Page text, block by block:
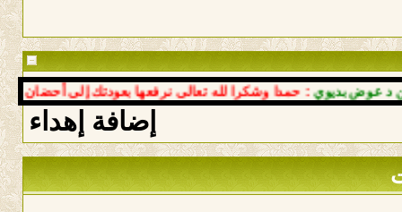
: حمدا وشكرا لله تعالى نرفعها بعودتك إلى أحضان النبع
إضافة إهداء